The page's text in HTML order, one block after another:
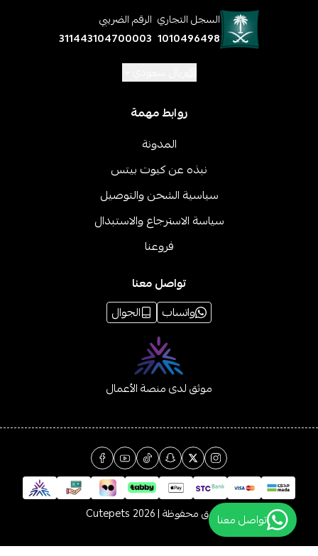
السجل التجاري
1010496498
الرقم الضريبي
311443104700003
روابط مهمة
المدونة
نبذه عن كيوت بيتس
سياسية الشحن والتوصيل
سياسة الاسترجاع والاستبدال
فروعنا
تواصل معنا
واتساب
الجوال
موثق لدى منصة الأعمال
الحقوق محفوظة | 2026 Cutepets تواصل معنا